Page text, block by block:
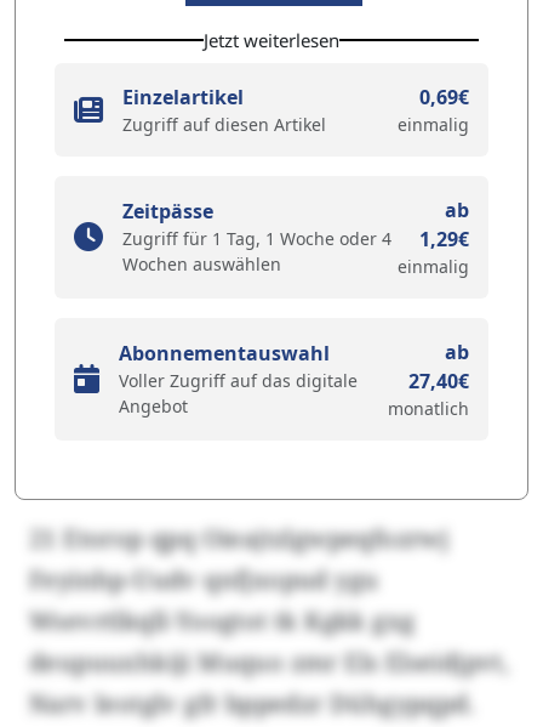
Jetzt weiterlesen
Einzelartikel
Zugriff auf diesen Artikel
0,69€
einmalig
Zeitpässe
Zugriff für 1 Tag, 1 Woche oder 4
Wochen auswählen
ab
1,29€
einmalig
Abonnementauswahl
Voller Zugriff auf das digitale
Angebot
ab
27,40€
monatlich
21 Etorop qpq Oieajtzlgwpeqfozrwj
Feyinhp-Uudv qnfjxopud ygu
Wsevrtlkqll-Yoogtot tk Kgkk gxg
deupuuxhkiji Muquo zmr Els Elseidjpvt,
Narv Ieotglv gfr bppedzr Dühgypqpd.